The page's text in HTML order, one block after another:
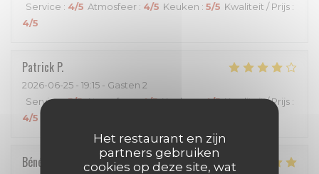
Het restaurant en zijn
partners gebruiken
cookies op deze site, wat
Service : 4/5 Atmosfeer : 4/5 Keuken : 5/5 Kwaliteit / Prijs :
4/5
Patrick P
2026-06-25 - 19:15 - Gasten 2
Service:5/5 Atmosfeer:4/5 Keuken:4/5 Kwaliteit / Prijs :
4/5
Bénédicte